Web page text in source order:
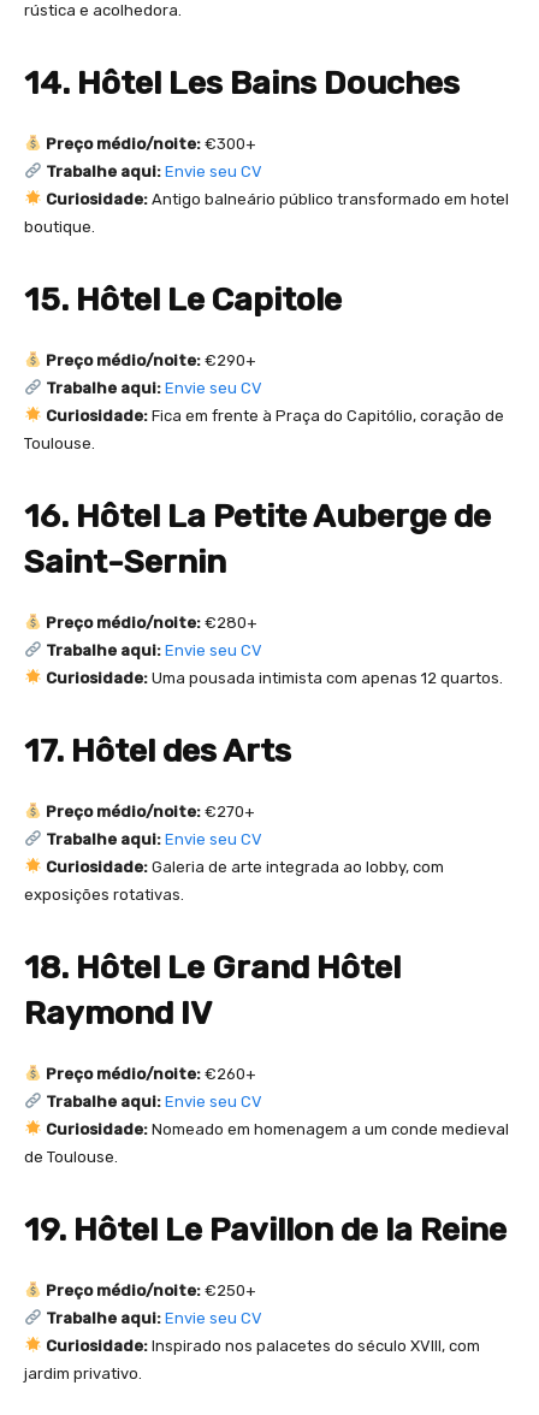
rústica e acolhedora.
14. Hôtel Les Bains Douches
Preço médio/noite:€300+
Trabalhe aqui: Envie seu CV
Curiosidade:Antigo balneário público transformado em hotel
boutique.
15. Hôtel Le Capitole
Preço médio/noite:€290+
Trabalhe aqui: Envie seu CV
Curiosidade:Fica em frente à Praça do Capitólio, coração de
Toulouse.
16. Hôtel La Petite Auberge de
Saint-Sernin
Preço médio/noite:€280+
Trabalhe aqui: Envie seu CV
Curiosidade:Uma pousada intimista com apenas 12 quartos.
17. Hôtel des Arts
Preço médio/noite:€270+
Trabalhe aqui: Envie seu CV
Curiosidade:Galeria de arte integrada ao lobby, com
exposições rotativas.
18. Hôtel Le Grand Hôtel
Raymond IV
Preço médio/noite:€260+
Trabalhe aqui: Envie seu CV
Curiosidade:Nomeado em homenagem a um conde medieval
de Toulouse.
19. Hôtel Le Pavillon de la Reine
Preço médio/noite:€250+
Trabalhe aqui: Envie seu CV
Curiosidade:Inspirado nos palacetes do século XVIII, com
jardim privativo.